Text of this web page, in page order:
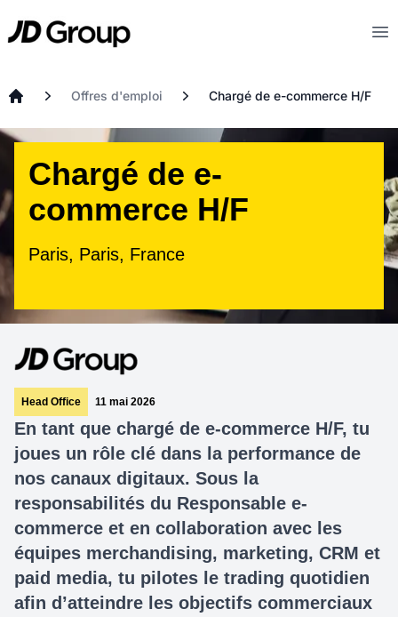
JD
Offres d'emploi Chargé de e-commerce H/F
Chargé de e-
commerce H/F
Paris, Paris, France
Head Office 11 mai 2026
En tant que chargé de e-commerce H/F, tu
joues un rôle clé dans la performance de
nos canaux digitaux. Sous la
responsabilités du Responsable e-
commerce et en collaboration avec les
équipes merchandising, marketing, CRM et
paid media, tu pilotes le trading quotidien
afin d’atteindre les objectifs commerciaux